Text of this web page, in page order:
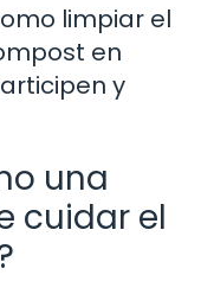
limpiar el
en
y
una
cuidar el